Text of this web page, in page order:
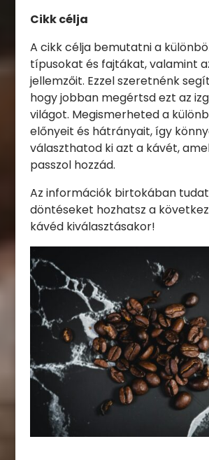
Cikk célja
A cikk célja bemutatni a
típusokat és fajtákat, valamint
jellemzőit. Ezzel szeretnénk
hogy jobban megértsd ezt az
világot. Megismerheted a
előnyeit és hátrányait, így
választhatod ki azt a kávét,
passzol hozzád.
Az információk birtokában
döntéseket hozhatsz a
kávéd kiválasztásakor!